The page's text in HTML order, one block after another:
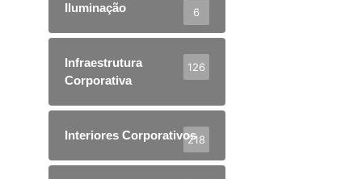
Iluminação 6
Infraestrutura
Corporativa
126
Interiores Corporativos218